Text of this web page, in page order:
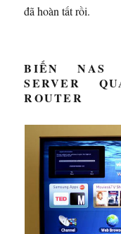
đã hoàn tất rồi.
BIẾN NAS
SERVER
ROUTER